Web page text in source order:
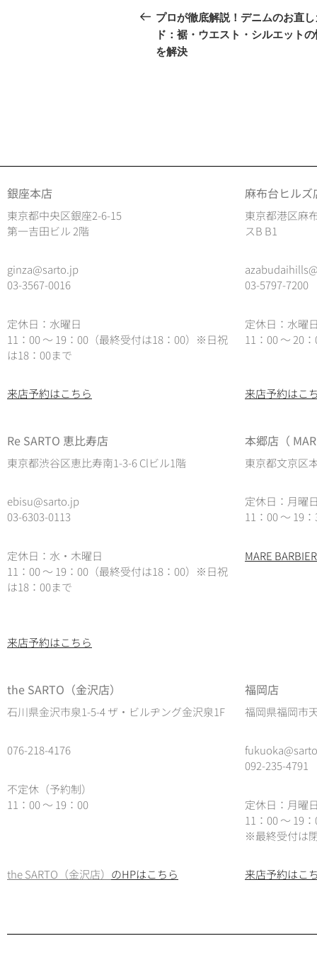
プロが徹底解説！デニムのお直し
ド：裾・ウエスト・シルエット
を解決
銀座本店
東京都中央区銀座2-6-15
第一吉田ビル 2階
ginza@sarto.jp
03-3567-0016
定休日：水曜日
11：00 ～ 19：00（最終受付は18：00）※日祝
は18：00まで
麻布台ヒルズ
東京都港区麻
スB B1
03-5797-7200
定休日：水曜日
11：00 ～ 20
来店予約はこちら 来店予約はこ
Re SARTO 恵比寿店
東京都渋谷区恵比寿南1-3-6 Clビル1階
ebisu@sarto.jp
03-6303-0113
定休日：水・木曜日
11：00 ～ 19：00（最終受付は18：00） ※日祝
は18：00まで
本郷店（
東京都文京区
定休日：月曜
11：00 ～ 19
MARE
来店予約はこちら
the SARTO（金沢店）
石川県金沢市泉1-5-4 ザ・ビルヂング金沢泉1F
076-218-4176
不定休（予約制）
11：00 ～ 19：00
福岡店
福岡県福岡市
092-235-4791
定休日：月曜
11：00 ～ 19
※最終受付は
the SARTO（金沢店） のHPはこちら 来店予約はこ